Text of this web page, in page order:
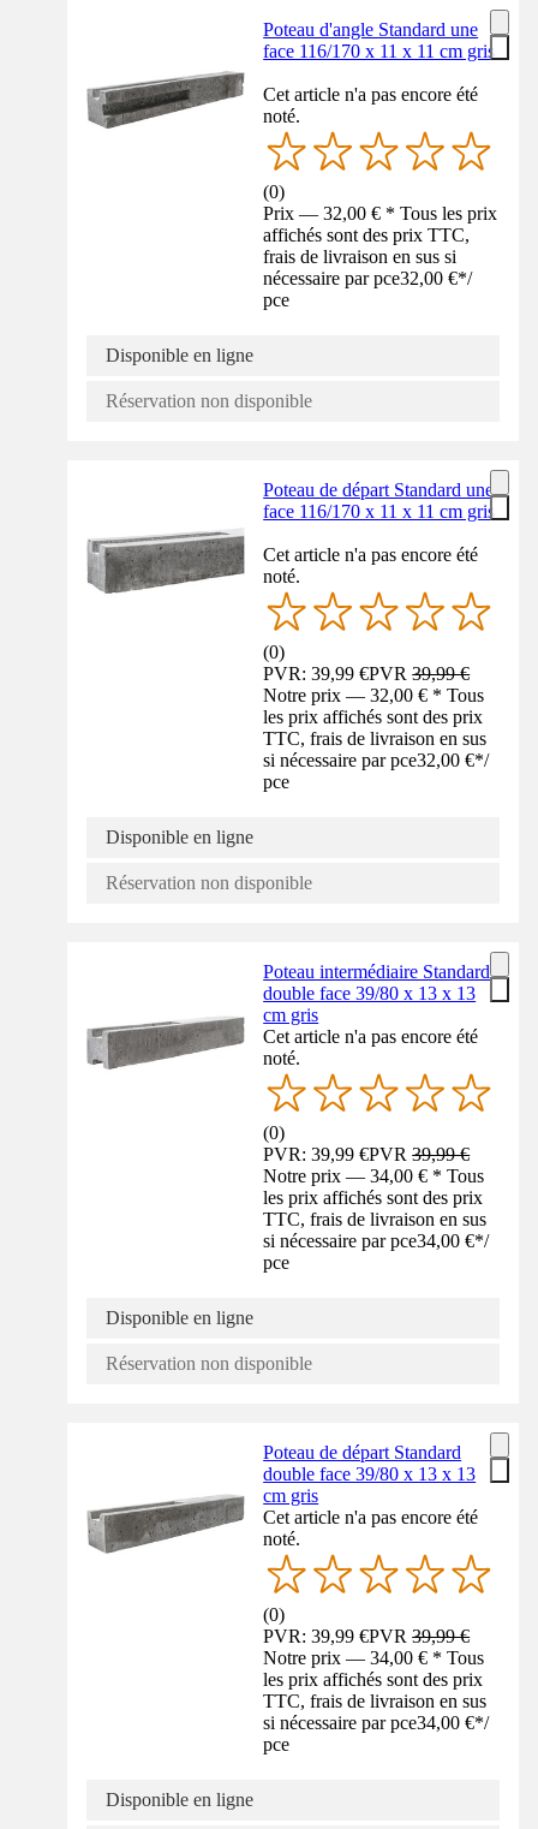
Poteau d'angle Standard une
face 116/170 x 11 x 11 cm gris
Cet article n'a pas encore été
noté.
(0)
Prix — 32,00 € * Tous les prix
affichés sont des prix TTC,
frais de livraison en sus si
nécessaire par pce32,00 €*/
pce
Disponible en ligne
Réservation non disponible
Poteau de départ Standard une
face 116/170 x 11 x 11 cm gris
Cet article n'a pas encore été
noté.
(0)
PVR: 39,99 €PVR39,99 €
Notre prix — 32,00 € * Tous
les prix affichés sont des prix
TTC, frais de livraison en sus
si nécessaire par pce32,00 €*/
pce
Disponible en ligne
Réservation non disponible
Poteau intermédiaire Standard
double face 39/80 x 13 x 13
cm gris
Cet article n'a pas encore été
noté.
(0)
PVR: 39,99 €PVR39,99 €
Notre prix — 34,00 € * Tous
les prix affichés sont des prix
TTC, frais de livraison en sus
si nécessaire par pce34,00 €*/
pce
Disponible en ligne
Réservation non disponible
Poteau de départ Standard
double face 39/80 x 13 x 13
cm gris
Cet article n'a pas encore été
noté.
(0)
PVR: 39,99 €PVR39,99 €
Notre prix — 34,00 € * Tous
les prix affichés sont des prix
TTC, frais de livraison en sus
si nécessaire par pce34,00 €*/
pce
Disponible en ligne